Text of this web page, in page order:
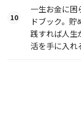
10
一生お金に困
ドブック。
践すれば人生
活を手に入れ